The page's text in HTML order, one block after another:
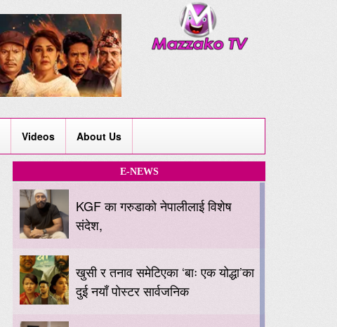
Videos About Us
E-NEWS
KGF का गरुडाको नेपालीलाई विशेष
संदेश,
खुसी र तनाव समेटिएका ‘बाः एक योद्धा’का
दुई नयाँ पोस्टर सार्वजनिक